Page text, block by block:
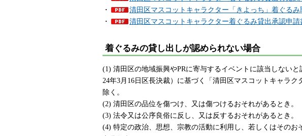
・
清田区マスコットキャラクター「きよっち」着ぐるみ
・
清田区マスコットキャラクター着ぐるみ貸出承認申請
着ぐるみの貸し出しが認められない場合
(1) 清田区の地域振興やPRに寄与するイベントに該当しない
24年3月16日区長決裁）に基づく「清田区マスコットキャラ
除く。
(2) 清田区の品位を傷つけ、又は傷つけるおそれがあるとき。
(3) 法令又は公序良俗に反し、又は反するおそれがあるとき。
(4) 特定の政治、思想、宗教の活動に利用し、若しくはその